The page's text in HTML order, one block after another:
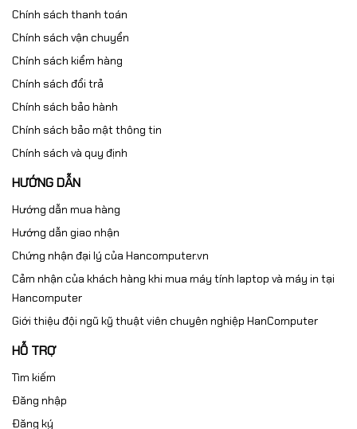
Chính sách thanh toán
Chính sách vận chuyển
Chính sách kiểm hàng
Chính sách đổi trả
Chính sách bảo hành
Chính sách bảo mật thông tin
Chính sách và quy định
HƯỚNG DẪN
Hướng dẫn mua hàng
Hướng dẫn giao nhận
Chứng nhận đại lý của Hancomputer.vn
Cảm nhận của khách hàng khi mua máy tính laptop và máy in tại
Hancomputer
Giới thiệu đội ngũ kỹ thuật viên chuyên nghiệp HanComputer
HỖ TRỢ
Tìm kiếm
Đăng nhập
Đăng ký